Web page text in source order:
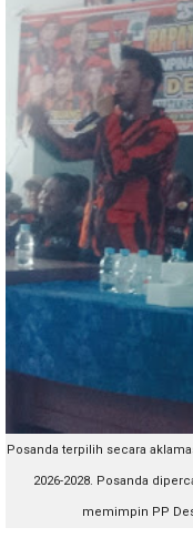
Posanda terpilih secara
2026-2028. Posanda
memimpin PP